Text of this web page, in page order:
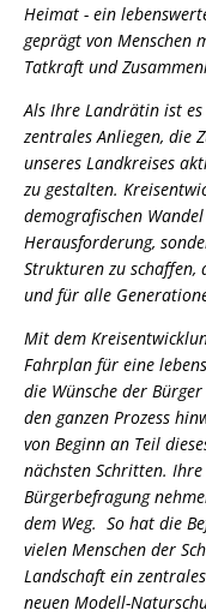
Heimat - ein
geprägt von Menschen
Tatkraft und
Als Ihre Landrätin ist
zentrales Anliegen, die
unseres Landkreises
zu gestalten.
demografischen
Herausforderung,
Strukturen zu
und für alle
Mit dem
Fahrplan für eine
die Wünsche der
den ganzen Prozess
von Beginn an Teil
nächsten Schritten.
Bürgerbefragung
dem Weg. So hat die
vielen Menschen der
Landschaft ein
neuen Modell-